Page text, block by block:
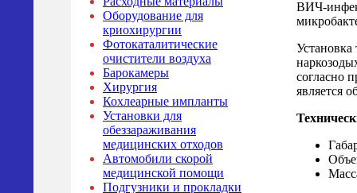
Оборудование для
криохирургии
Фотокаталитические
очистители воздуха
Барокамеры
Хирургия
Кохлеарные импланты
Установки для
обеззараживания
медицинских отходов
Автомобили скорой
медицинской помощи
Подгузники и прокладки
ВИЧ-
Установка
согласно
является